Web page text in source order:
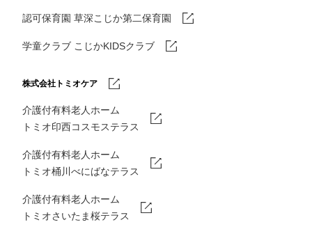
認可保育園 草深こじか第二保育園
学童クラブ こじかKIDSクラブ
株式会社トミオケア
介護付有料老人ホーム
トミオ印西コスモステラス
介護付有料老人ホーム
トミオ桶川べにばなテラス
介護付有料老人ホーム
トミオさいたま桜テラス